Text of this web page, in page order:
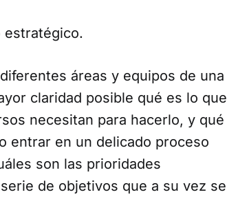
estratégico.
áreas y equipos de una
claridad posible qué es lo que
necesitan para hacerlo, y qué
entrar en un delicado proceso
son las prioridades
de objetivos que a su vez se